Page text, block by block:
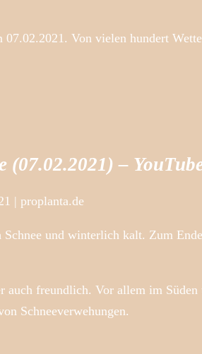
Von vielen hundert
(07.02.2021) –
| proplanta.de
und winterlich kalt. Zum
freundlich. Vor allem im Süden
Schneeverwehungen.